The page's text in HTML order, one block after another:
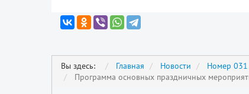
Вы здесь: Главная Новости
Номер
Программа основных праздничных